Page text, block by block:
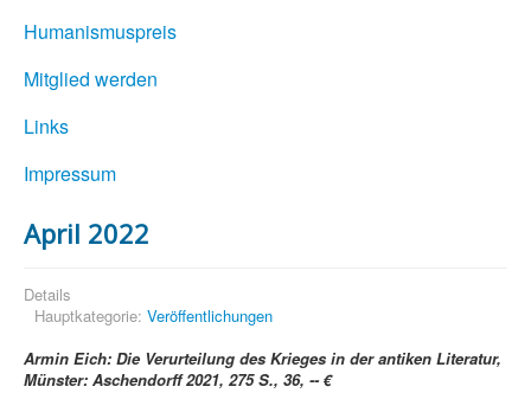
Humanismuspreis
Mitglied werden
Links
Impressum
April 2022
Details
Hauptkategorie: Veröffentlichungen
Armin Eich: Die Verurteilung des Krieges in der antiken Literatur,
Münster: Aschendorff 2021, 275 S., 36, -- €